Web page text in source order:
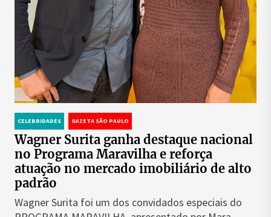
CELEBRIDADES GAZETA SÃO PAULO
Wagner Surita ganha destaque nacional
no Programa Maravilha e reforça
atuação no mercado imobiliário de alto
padrão
Wagner Surita foi um dos convidados especiais do